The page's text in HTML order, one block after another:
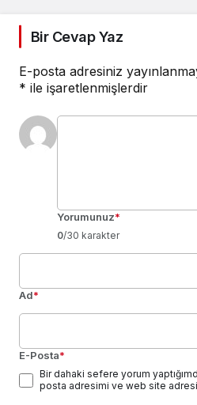
Bir Cevap Yaz
E-posta adresiniz
* ile işaretlenmişlerdir
Yorumunuz*
0/30 karakter
Ad*
E-Posta*
Bir dahaki sefere yorum
posta adresimi ve web site